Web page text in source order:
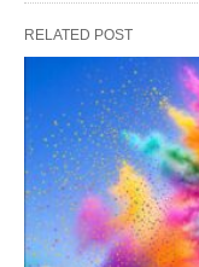
RELATED POST